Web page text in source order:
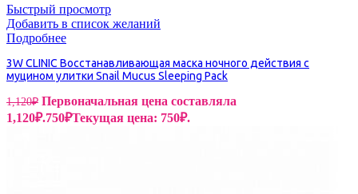
Быстрый просмотр
Добавить в список желаний
Подробнее
3W CLINIC Восстанавливающая маска ночного действия с
муцином улитки Snail Mucus Sleeping Pack
1,120₽ Первоначальная цена составляла
1,120₽.750₽Текущая цена: 750₽.